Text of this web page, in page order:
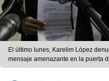
El último lunes, Karelim López
mensaje amenazante en la puerta
República/Congreso